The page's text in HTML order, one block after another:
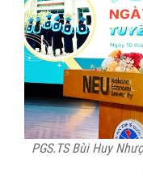
PGS.TS Bùi Huy